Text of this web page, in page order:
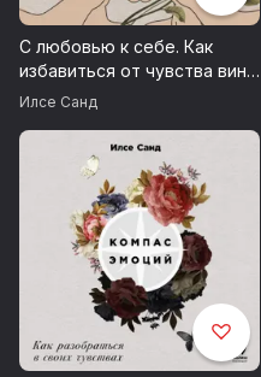
С любовью к себе. Как
избавиться от чувства вины
и обрести гармонию
Илсе Санд